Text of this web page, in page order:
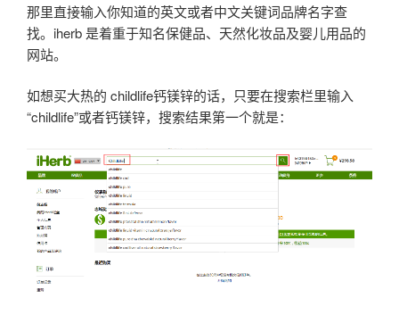
那里直接输入你知道的英文或者中文关键词品牌名字查
找。iherb 是着重于知名保健品、天然化妆品及婴儿用品的
网站。
如想买大热的 childlife钙镁锌的话，只要在搜索栏里输入
“childlife”或者钙镁锌，搜索结果第一个就是：